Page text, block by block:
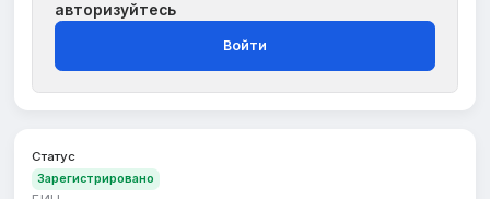
авторизуйтесь
Войти
Статус
Зарегистрировано